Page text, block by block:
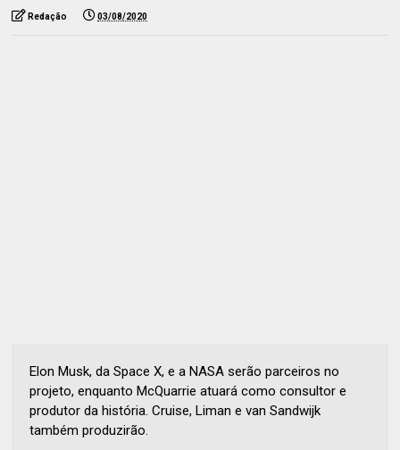
Redação 03/08/2020
Elon Musk, da Space X, e a NASA serão parceiros no
projeto, enquanto McQuarrie atuará como consultor e
produtor da história. Cruise, Liman e van Sandwijk
também produzirão.